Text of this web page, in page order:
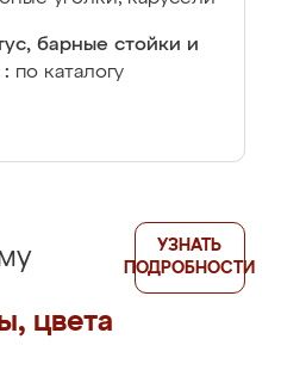
барные стойки и
по каталогу
цвета
УЗНАТЬ
ПОДРОБНОСТИ